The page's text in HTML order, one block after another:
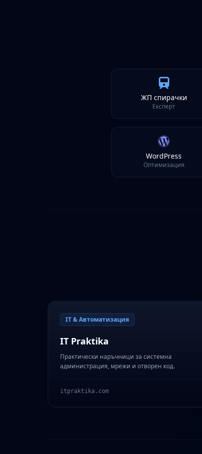
ЖП спирачки
Експерт
WordPress
Оптимизация
IT & Автоматизация
IT Praktika
Практически наръчници за системна
администрация, мрежи и отворен код.
itpraktika.com